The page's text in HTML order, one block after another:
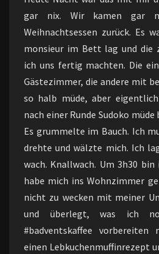
gar nix. Wir kamen gar
Weihnachtsessen zurück. Es
monsieur im Bett lag und die
ich uns fertig machten. Die
Gästezimmer, die andere mit
so halb müde, aber
nach einer Runde Sudoko
Es grummelte im Bauch. Ich
drehte und wälzte mich. Ich
wach. Knallwach. Um 3h30
habe mich ins Wohnzimmer
nicht zu wecken mit meiner
und überlegt, was ich
#badventskaffee vorbereiten
einen Lebkuchenmuffinrezept